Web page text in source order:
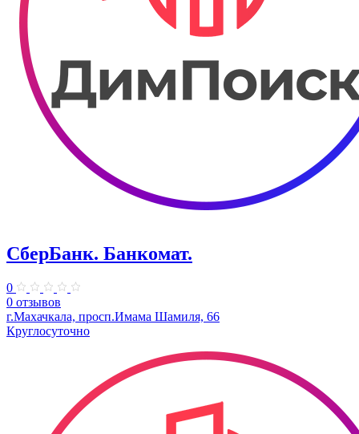
СберБанк. Банкомат.
0
0 отзывов
г.Махачкала, просп.Имама Шамиля, 66
Круглосуточно